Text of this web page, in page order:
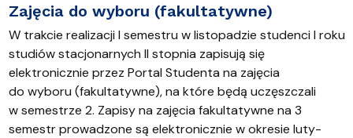
Zajęcia do wyboru (fakultatywne)
W trakcie realizacji I semestru w listopadzie studenci I roku
studiów stacjonarnych II stopnia zapisują się
elektronicznie przez Portal Studenta na zajęcia
do wyboru (fakultatywne), na które będą uczęszczali
w semestrze 2. Zapisy na zajęcia fakultatywne na 3
semestr prowadzone są elektronicznie w okresie luty-